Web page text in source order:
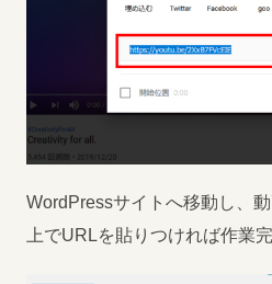
WordPressサイトへ移動し、
上でURLを貼りつければ作業完